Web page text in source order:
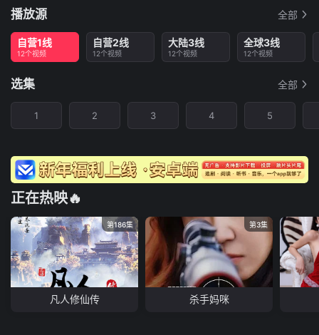
播放源 全部
自营1线
12个视频
自营2线
12个视频
大陆3线
12个视频
全球3线
12个视频
选集 全部
1 2 3 4 5
正在热映🔥
第186集
凡人修仙传
第3集
杀手妈咪